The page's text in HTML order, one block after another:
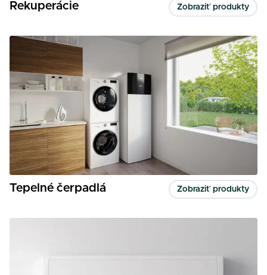
Rekuperácie Zobraziť produkty
Tepelné čerpadlá Zobraziť produkty